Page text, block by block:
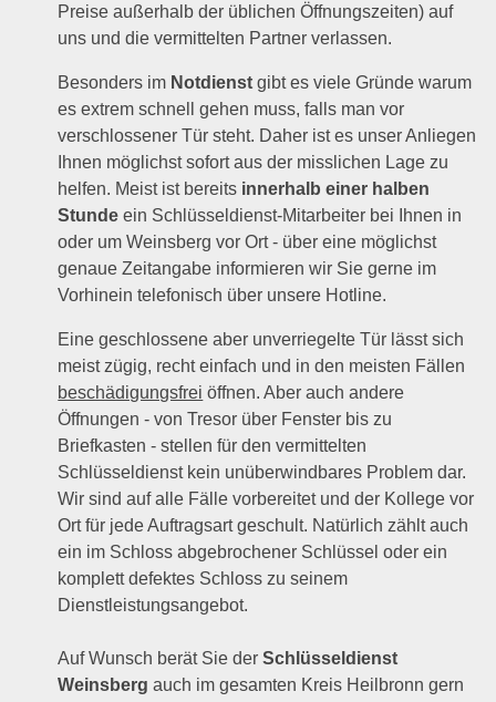
Preise außerhalb der üblichen Öffnungszeiten) auf
uns und die vermittelten Partner verlassen.
Besonders im Notdienst gibt es viele Gründe warum
es extrem schnell gehen muss, falls man vor
verschlossener Tür steht. Daher ist es unser Anliegen
Ihnen möglichst sofort aus der misslichen Lage zu
helfen. Meist ist bereits innerhalb einer halben
Stunde ein Schlüsseldienst-Mitarbeiter bei Ihnen in
oder um Weinsberg vor Ort - über eine möglichst
genaue Zeitangabe informieren wir Sie gerne im
Vorhinein telefonisch über unsere Hotline.
Eine geschlossene aber unverriegelte Tür lässt sich
meist zügig, recht einfach und in den meisten Fällen
beschädigungsfrei öffnen. Aber auch andere
Öffnungen - von Tresor über Fenster bis zu
Briefkasten - stellen für den vermittelten
Schlüsseldienst kein unüberwindbares Problem dar.
Wir sind auf alle Fälle vorbereitet und der Kollege vor
Ort für jede Auftragsart geschult. Natürlich zählt auch
ein im Schloss abgebrochener Schlüssel oder ein
komplett defektes Schloss zu seinem
Dienstleistungsangebot.
Auf Wunsch berät Sie derSchlüsseldienst
Weinsberg auch im gesamten Kreis Heilbronn gern